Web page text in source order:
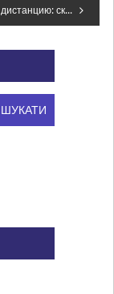
Держи дистанцию: сколько жителей Днепра болеют коронавирусом сейчас, – СТАТИСТИКА